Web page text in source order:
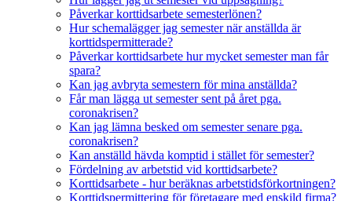
Påverkar korttidsarbete semesterlönen?
Hur schemalägger jag semester när anställda är
korttidspermitterade?
Påverkar korttidsarbete hur mycket semester man får
spara?
Kan jag avbryta semestern för mina anställda?
Får man lägga ut semester sent på året pga.
coronakrisen?
Kan jag lämna besked om semester senare pga.
coronakrisen?
Kan anställd hävda komptid i stället för semester?
Fördelning av arbetstid vid korttidsarbete?
Korttidsarbete - hur beräknas arbetstidsförkortningen?
Korttidspermittering för företagare med enskild firma?